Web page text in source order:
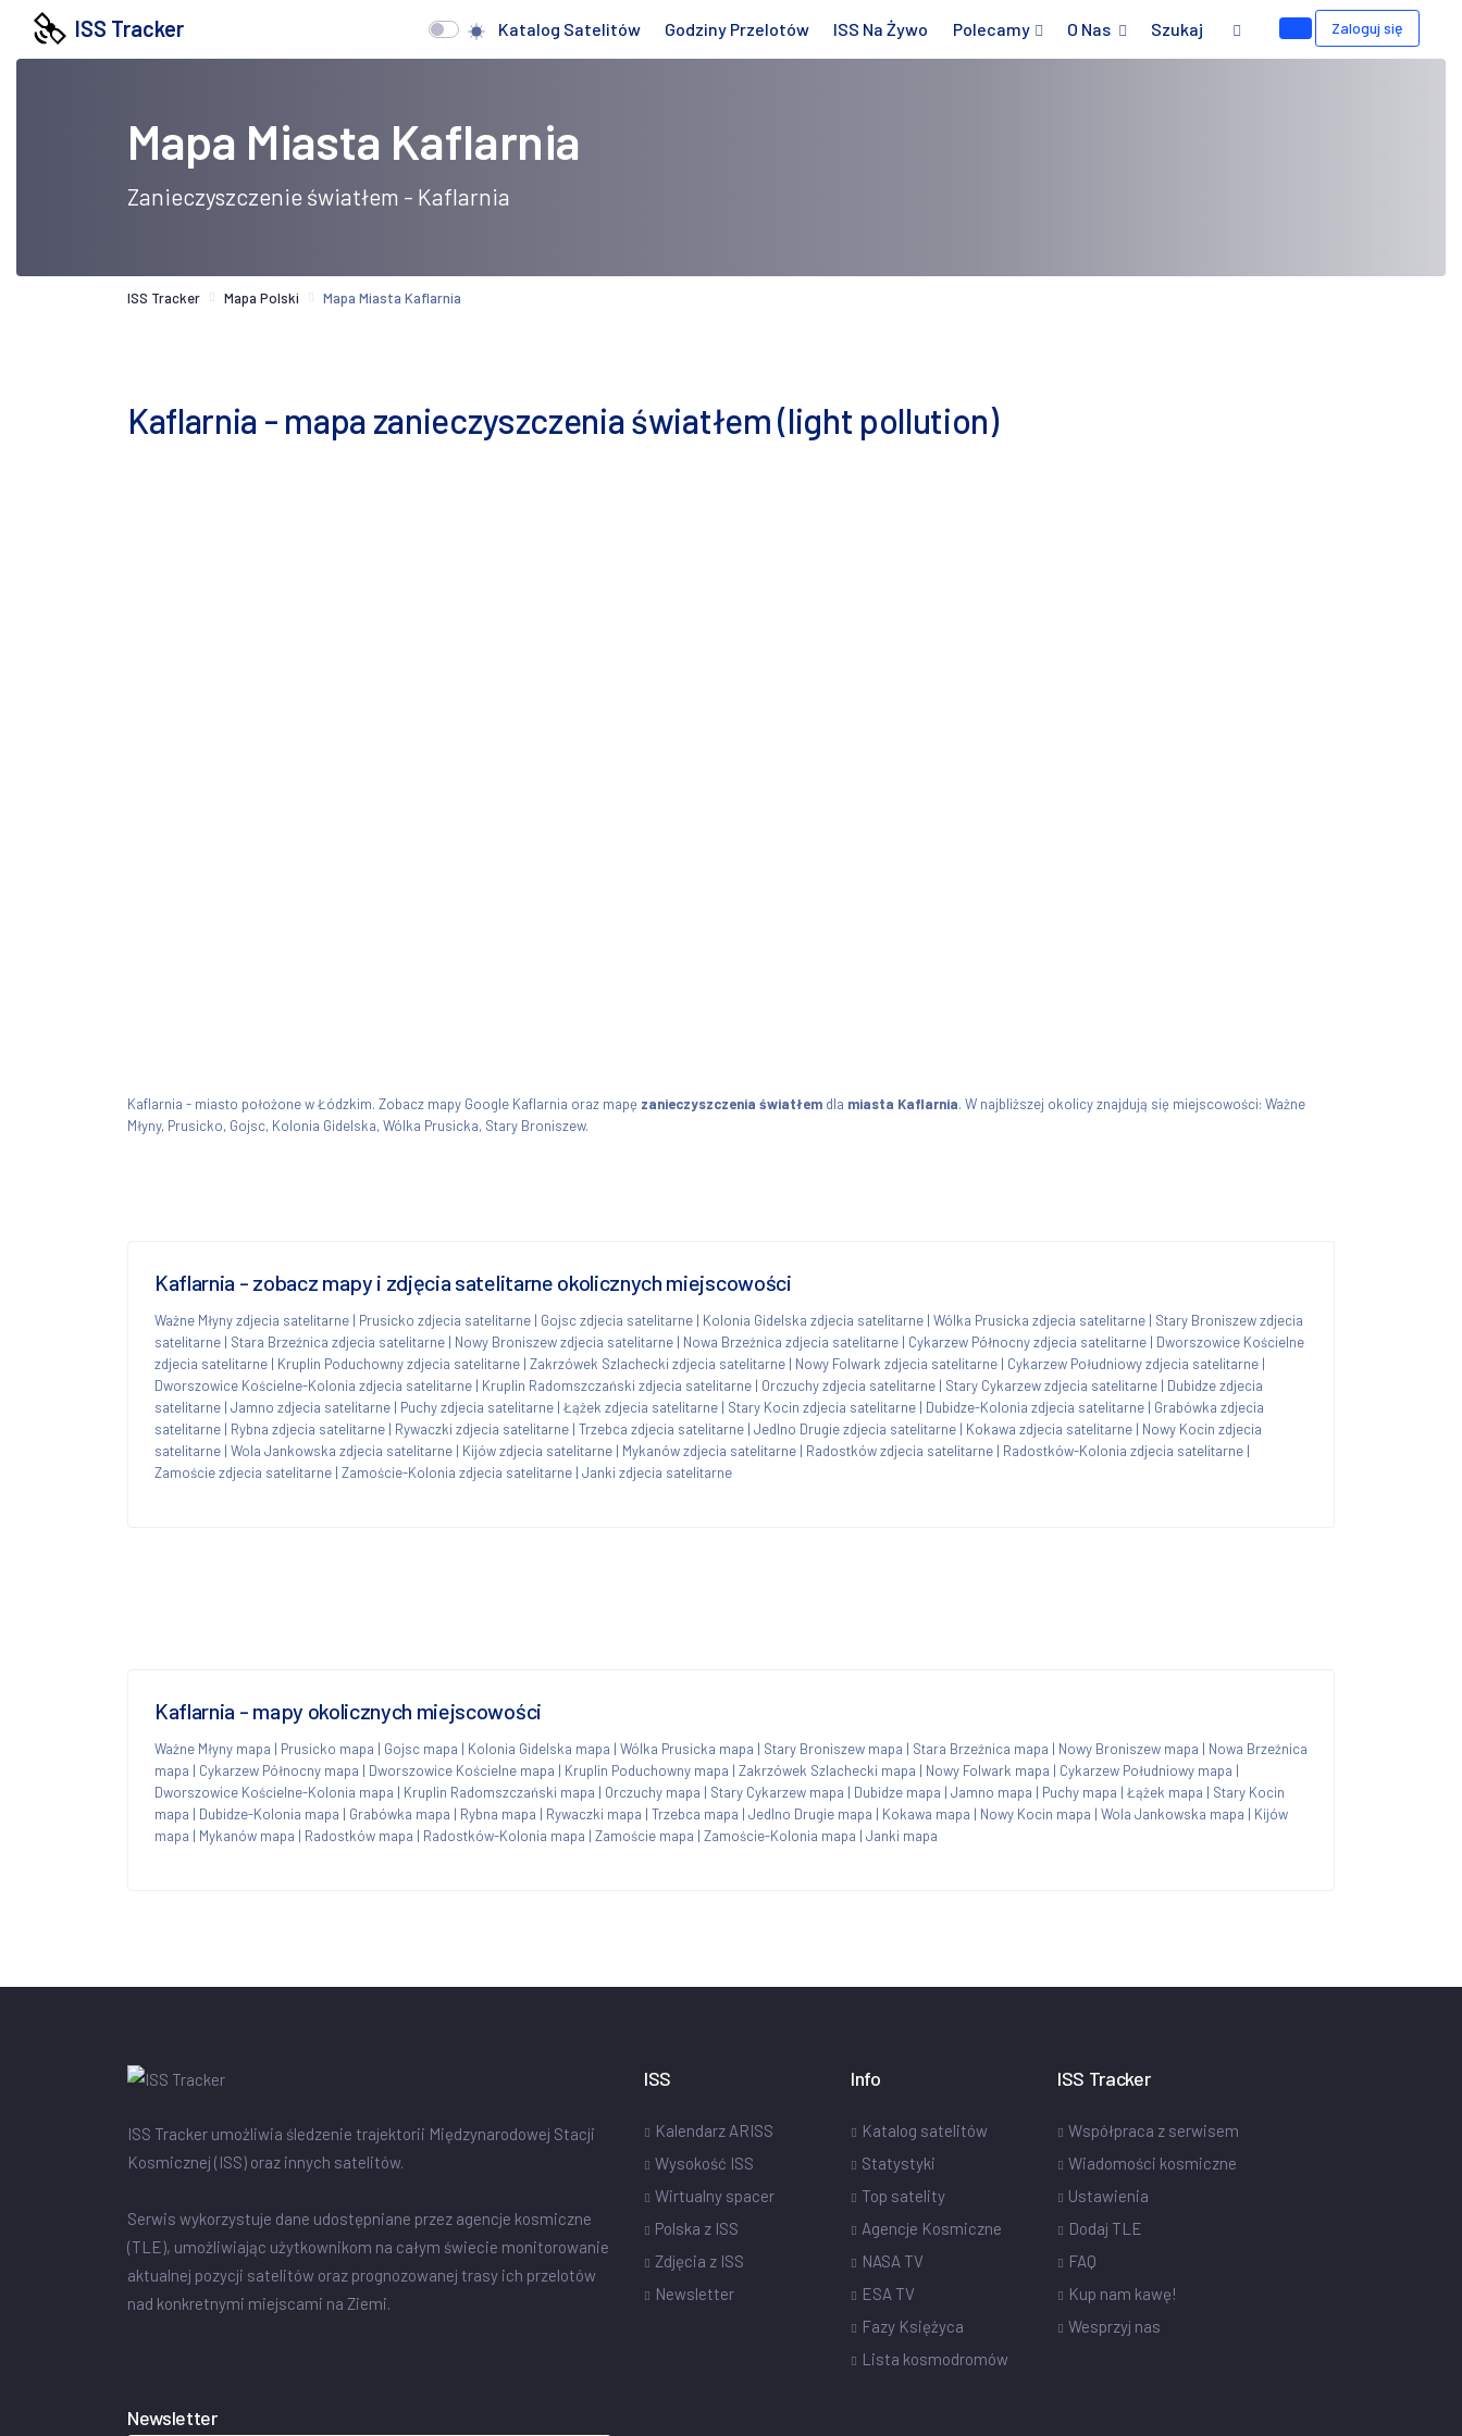
ISS Tracker Katalog Satelitów Godziny Przelotów ISS Na Żywo Polecamy O Nas Szukaj Zaloguj się
Mapa Miasta Kaflarnia
Zanieczyszczenie światłem - Kaflarnia
ISS Tracker Mapa Polski Mapa Miasta Kaflarnia
Kaflarnia - mapa zanieczyszczenia światłem (light pollution)
Kaflarnia - miasto położone w Łódzkim. Zobacz mapy Google Kaflarnia oraz mapę zanieczyszczenia światłem dla miasta Kaflarnia. W najbliższej okolicy znajdują się miejscowości: Ważne
Młyny, Prusicko, Gojsc, Kolonia Gidelska, Wólka Prusicka, Stary Broniszew.
Kaflarnia - zobacz mapy i zdjęcia satelitarne okolicznych miejscowości
Ważne Młyny zdjecia satelitarne | Prusicko zdjecia satelitarne | Gojsc zdjecia satelitarne | Kolonia Gidelska zdjecia satelitarne | Wólka Prusicka zdjecia satelitarne | Stary Broniszew zdjecia
satelitarne | Stara Brzeźnica zdjecia satelitarne | Nowy Broniszew zdjecia satelitarne | Nowa Brzeźnica zdjecia satelitarne | Cykarzew Północny zdjecia satelitarne | Dworszowice Kościelne
zdjecia satelitarne | Kruplin Poduchowny zdjecia satelitarne | Zakrzówek Szlachecki zdjecia satelitarne | Nowy Folwark zdjecia satelitarne | Cykarzew Południowy zdjecia satelitarne |
Dworszowice Kościelne-Kolonia zdjecia satelitarne | Kruplin Radomszczański zdjecia satelitarne | Orczuchy zdjecia satelitarne | Stary Cykarzew zdjecia satelitarne | Dubidze zdjecia
satelitarne | Jamno zdjecia satelitarne | Puchy zdjecia satelitarne | Łążek zdjecia satelitarne | Stary Kocin zdjecia satelitarne | Dubidze-Kolonia zdjecia satelitarne | Grabówka zdjecia
satelitarne | Rybna zdjecia satelitarne | Rywaczki zdjecia satelitarne | Trzebca zdjecia satelitarne | Jedlno Drugie zdjecia satelitarne | Kokawa zdjecia satelitarne | Nowy Kocin zdjecia
satelitarne | Wola Jankowska zdjecia satelitarne | Kijów zdjecia satelitarne | Mykanów zdjecia satelitarne | Radostków zdjecia satelitarne | Radostków-Kolonia zdjecia satelitarne |
Zamoście zdjecia satelitarne | Zamoście-Kolonia zdjecia satelitarne | Janki zdjecia satelitarne
Kaflarnia - mapy okolicznych miejscowości
Ważne Młyny mapa | Prusicko mapa | Gojsc mapa | Kolonia Gidelska mapa | Wólka Prusicka mapa | Stary Broniszew mapa | Stara Brzeźnica mapa | Nowy Broniszew mapa | Nowa Brzeźnica
mapa | Cykarzew Północny mapa | Dworszowice Kościelne mapa | Kruplin Poduchowny mapa | Zakrzówek Szlachecki mapa | Nowy Folwark mapa | Cykarzew Południowy mapa |
Dworszowice Kościelne-Kolonia mapa | Kruplin Radomszczański mapa | Orczuchy mapa | Stary Cykarzew mapa | Dubidze mapa | Jamno mapa | Puchy mapa | Łążek mapa | Stary Kocin
mapa | Dubidze-Kolonia mapa | Grabówka mapa | Rybna mapa | Rywaczki mapa | Trzebca mapa | Jedlno Drugie mapa | Kokawa mapa | Nowy Kocin mapa | Wola Jankowska mapa | Kijów
mapa | Mykanów mapa | Radostków mapa | Radostków-Kolonia mapa | Zamoście mapa | Zamoście-Kolonia mapa | Janki mapa
ISS Tracker umożliwia śledzenie trajektorii Międzynarodowej Stacji
Kosmicznej (ISS) oraz innych satelitów.
Serwis wykorzystuje dane udostępniane przez agencje kosmiczne
(TLE), umożliwiając użytkownikom na całym świecie monitorowanie
aktualnej pozycji satelitów oraz prognozowanej trasy ich przelotów
nad konkretnymi miejscami na Ziemi.
ISS
Kalendarz ARISS
Wysokość ISS
Wirtualny spacer
Polska z ISS
Zdjęcia z ISS
Newsletter
Info
Katalog satelitów
Statystyki
Top satelity
Agencje Kosmiczne
NASA TV
ESA TV
Fazy Księżyca
Lista kosmodromów
ISS Tracker
Współpraca z serwisem
Wiadomości kosmiczne
Ustawienia
Dodaj TLE
FAQ
Kup nam kawę!
Wesprzyj nas
Newsletter